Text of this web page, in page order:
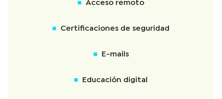
Acceso remoto
Certificaciones de seguridad
E-mails
Educación digital